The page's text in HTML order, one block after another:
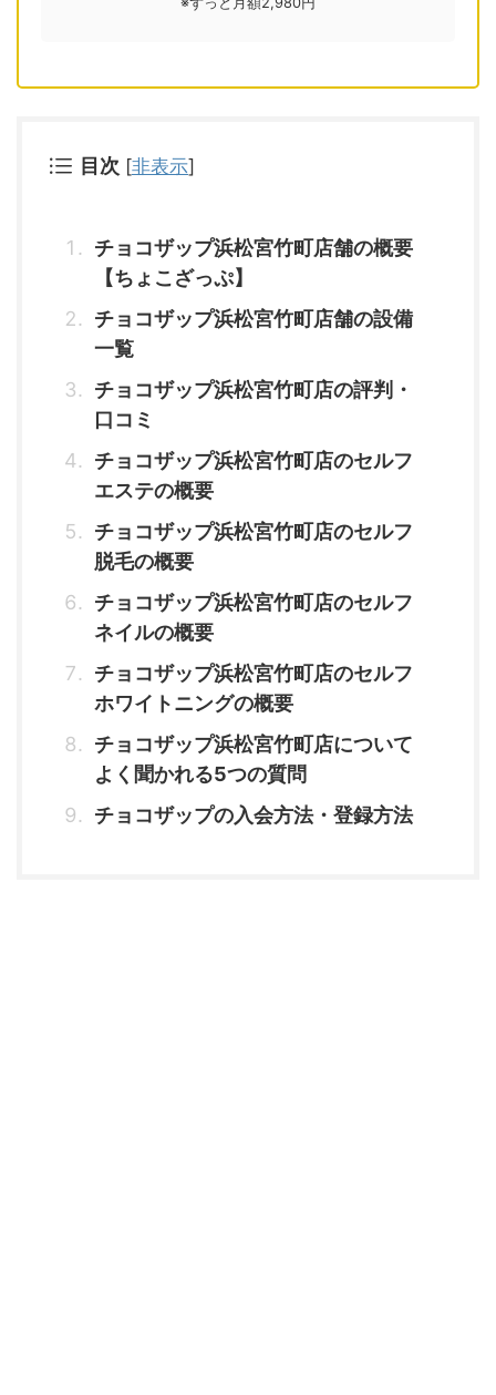
目次 [非表示]
チョコザップ浜松宮竹町店舗の概要
【ちょこざっぷ】
チョコザップ浜松宮竹町店舗の設備
一覧
チョコザップ浜松宮竹町店の評判・
口コミ
チョコザップ浜松宮竹町店のセルフ
エステの概要
チョコザップ浜松宮竹町店のセルフ
脱毛の概要
チョコザップ浜松宮竹町店のセルフ
ネイルの概要
チョコザップ浜松宮竹町店のセルフ
ホワイトニングの概要
チョコザップ浜松宮竹町店について
よく聞かれる5つの質問
チョコザップの入会方法・登録方法